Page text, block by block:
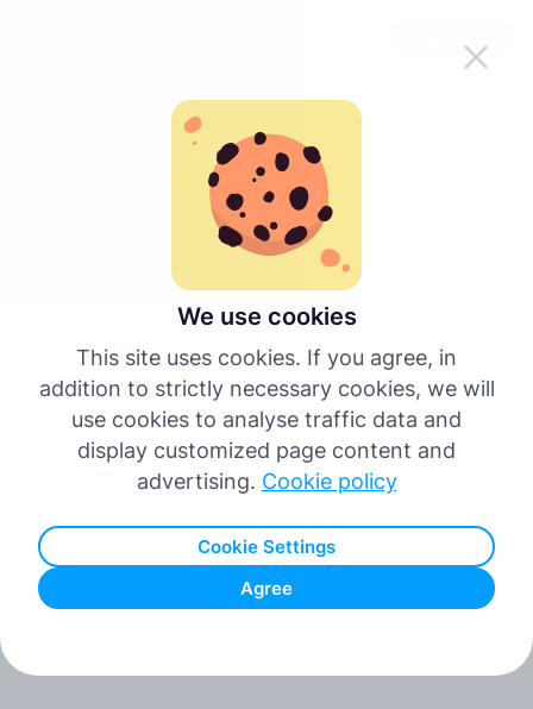
We use cookies
This site uses cookies. If you agree, in
addition to strictly necessary cookies, we will
use cookies to analyse traffic data and
display customized page content and
advertising. Cookie policy
Cookie Settings
Agree
Нулиране на парола
За да нулирате паролата си, моля въведете вашия имейл
адрес.
Нулиране на парола
Обратно към регистрация